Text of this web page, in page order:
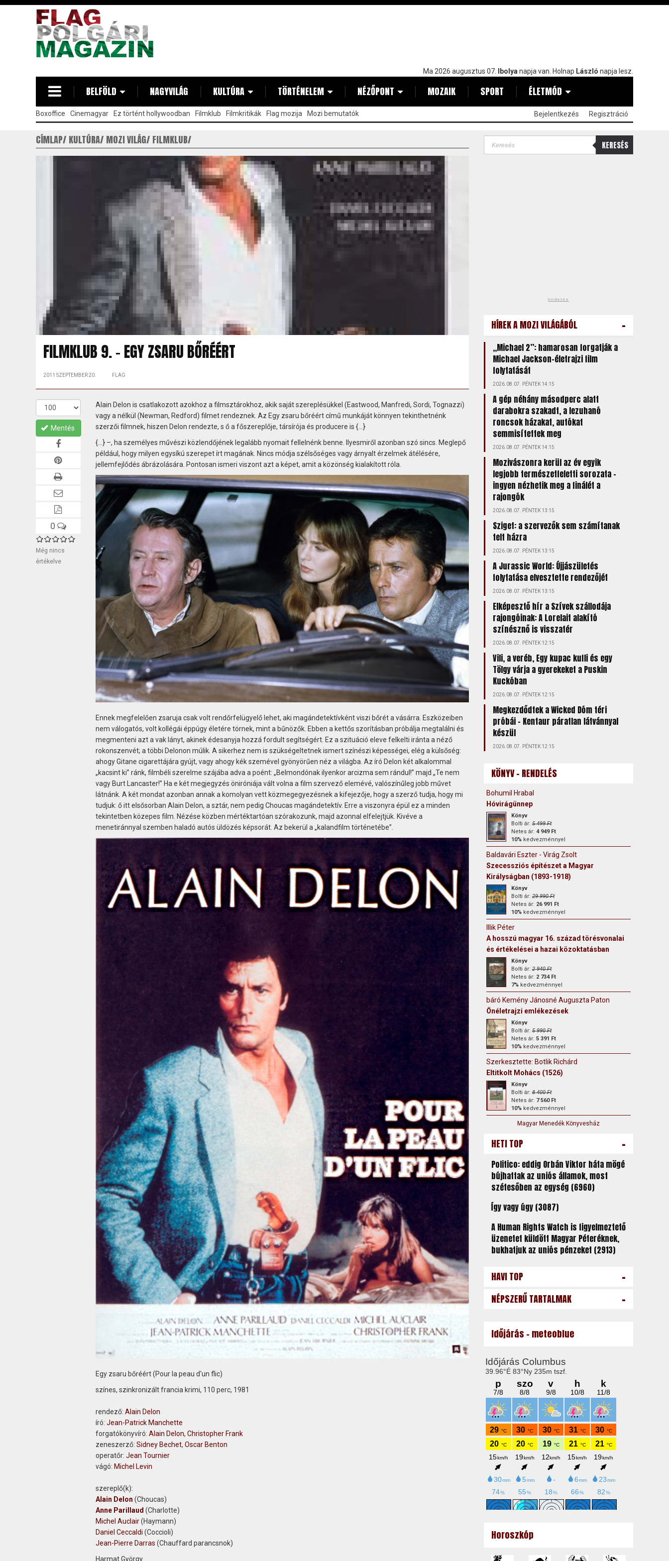
Ma 2026 augusztus 07. Ibolya napja van. Holnap László napja lesz.
BELFÖLD NAGYVILÁG KULTÚRA TÖRTÉNELEM NÉZŐPONT MOZAIK SPORT ÉLETMÓD
Boxoffice Cinemagyar Ez történt hollywoodban Filmklub Filmkritikák Flag mozija Mozi bemutatók Bejelentkezés Regisztráció
CÍMLAP KULTÚRA MOZI VILÁG FILMKLUB
FILMKLUB 9. - EGY ZSARU BŐRÉÉRT
2011 SZEPTEMBER 20. FLAG
Mentés
0
Még nincs
értékelve
Alain Delon is csatlakozott azokhoz a filmsztárokhoz, akik saját szereplésükkel (Eastwood, Manfredi, Sordi, Tognazzi)
vagy a nélkül (Newman, Redford) filmet rendeznek. Az Egy zsaru bőréért című munkáját könnyen tekinthetnénk
szerzői filmnek, hiszen Delon rendezte, s ő a főszereplője, társírója és producere is {...}
{...} –, ha személyes művészi közlendőjének legalább nyomait fellelnénk benne. Ilyesmiről azonban szó sincs. Meglepő
például, hogy milyen egysíkú szerepet írt magának. Nincs módja szélsőséges vagy árnyalt érzelmek átélésére,
jellemfejlődés ábrázolására. Pontosan ismeri viszont azt a képet, amit a közönség kialakított róla.
Ennek megfelelően zsaruja csak volt rendőrfelügyelő lehet, aki magándetektívként viszi bőrét a vásárra. Eszközeiben
nem válogatós, volt kollégái éppúgy életére törnek, mint a bűnözők. Ebben a kettős szorításban próbálja megtalálni és
megmenteni azt a vak lányt, akinek édesanyja hozzá fordult segítségért. Ez a szituáció eleve felkelti iránta a néző
rokonszenvét; a többi Delonon múlik. A sikerhez nem is szükségeltetnek ismert színészi képességei, elég a külsőség:
ahogy Gitane cigarettájára gyújt, vagy ahogy kék szemével gyönyörűen néz a világba. Az író Delon két alkalommal
„kacsint ki” ránk, filmbéli szerelme szájába adva a poént: „Belmondónak ilyenkor arcizma sem rándul!” majd „Te nem
vagy Burt Lancaster!” Ha e két megjegyzés öniróniája vált volna a film szervező elemévé, valószínűleg jobb művet
látnánk. A két mondat azonban annak a komolyan vett közmegegyezésnek a kifejezője, hogy a szerző tudja, hogy mi
tudjuk: ő itt elsősorban Alain Delon, a sztár, nem pedig Choucas magándetektív. Erre a viszonyra épül ez a minden
tekintetben közepes film. Nézése közben mértéktartóan szórakozunk, majd azonnal elfelejtjük. Kivéve a
menetiránnyal szemben haladó autós üldözés képsorát. Az bekerül a „kalandfilm történetébe”.
Egy zsaru bőréért(Pour la peau d'un flic)
színes, szinkronizált francia krimi, 110 perc, 1981
rendező: Alain Delon
író: Jean-Patrick Manchette
forgatókönyvíró: Alain Delon, Christopher Frank
zeneszerző: Sidney Bechet, Oscar Benton
operatőr: Jean Tournier
vágó: Michel Levin
szereplő(k):
Alain Delon (Choucas)
Anne Parillaud (Charlotte)
Michel Auclair(Haymann)
Daniel Ceccaldi (Coccioli)
Jean-Pierre Darras (Chauffard parancsnok)
Harmat György
KERESÉS
hirdetés
HÍREK A MOZI VILÁGÁBÓL -
„Michael 2”: hamarosan forgatják a
Michael Jackson-életrajzi film
folytatását
2026.08.07. PÉNTEK 14:15
A gép néhány másodperc alatt
darabokra szakadt, a lezuhanó
roncsok házakat, autókat
semmisítettek meg
2026.08.07. PÉNTEK 14:15
Mozivászonra kerül az év egyik
legjobb természetfeletti sorozata –
ingyen nézhetik meg a finálét a
rajongók
2026.08.07. PÉNTEK 13:15
Sziget: a szervezők sem számítanak
telt házra
2026.08.07. PÉNTEK 13:15
A Jurassic World: Újjászületés
folytatása elvesztette rendezőjét
2026.08.07. PÉNTEK 13:15
Elképesztő hír a Szívek szállodája
rajongóinak: A Lorelait alakító
színésznő is visszatér
2026.08.07. PÉNTEK 12:15
Vili, a veréb, Egy kupac kufli és egy
Tölgy várja a gyerekeket a Puskin
Kuckóban
2026.08.07. PÉNTEK 12:15
Megkezdődtek a Wicked Dóm téri
próbái – Kentaur páratlan látvánnyal
készül
2026.08.07. PÉNTEK 12:15
KÖNYV - RENDELÉS
Bohumil Hrabal
Hóvirágünnep
Könyv
Bolti ár:5 499 Ft
Netes ár: 4 949 Ft
10%kedvezménnyel
Baldavári Eszter - Virág Zsolt
Szecessziós építészet a Magyar
Királyságban (1893-1918)
Könyv
Bolti ár:29 990 Ft
Netes ár: 26 991 Ft
10%kedvezménnyel
Illik Péter
A hosszú magyar 16. század törésvonalai
és értékelései a hazai közoktatásban
Könyv
Bolti ár:2 940 Ft
Netes ár: 2 734 Ft
7%kedvezménnyel
báró Kemény Jánosné Auguszta Paton
Önéletrajzi emlékezések
Könyv
Bolti ár:5 990 Ft
Netes ár: 5 391 Ft
10%kedvezménnyel
Szerkesztette: Botlik Richárd
Eltitkolt Mohács (1526)
Könyv
Bolti ár:8 400 Ft
Netes ár: 7 560 Ft
10%kedvezménnyel
Magyar Menedék Könyvesház
HETI TOP -
Politico: eddig Orbán Viktor háta mögé
bújhattak az uniós államok, most
szétesőben az egység (6960)
Így vagy úgy (3087)
A Human Rights Watch is figyelmeztető
üzenetet küldött Magyar Péteréknek,
bukhatjuk az uniós pénzeket (2913)
HAVI TOP -
NÉPSZERŰ TARTALMAK -
Időjárás - meteoblue
Horoszkóp